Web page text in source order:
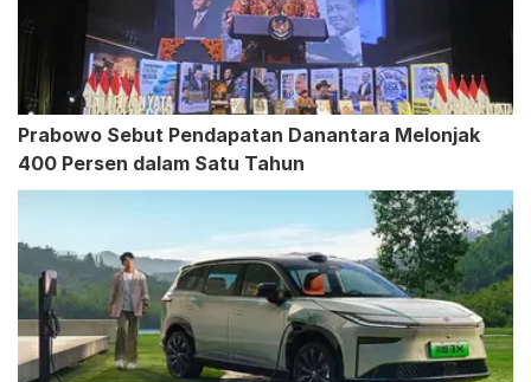
Prabowo Sebut Pendapatan Danantara Melonjak
400 Persen dalam Satu Tahun